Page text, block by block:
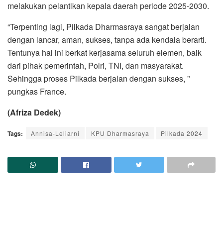
melakukan pelantikan kepala daerah periode 2025-2030.
“Terpenting lagi, Pilkada Dharmasraya sangat berjalan
dengan lancar, aman, sukses, tanpa ada kendala berarti.
Tentunya hal ini berkat kerjasama seluruh elemen, baik
dari pihak pemerintah, Polri, TNI, dan masyarakat.
Sehingga proses Pilkada berjalan dengan sukses, ”
pungkas France.
(Afriza Dedek)
Tags: Annisa-Leliarni KPU Dharmasraya Pilkada 2024